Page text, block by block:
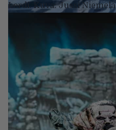
Lordi. Kuva: Jussi Niemelä